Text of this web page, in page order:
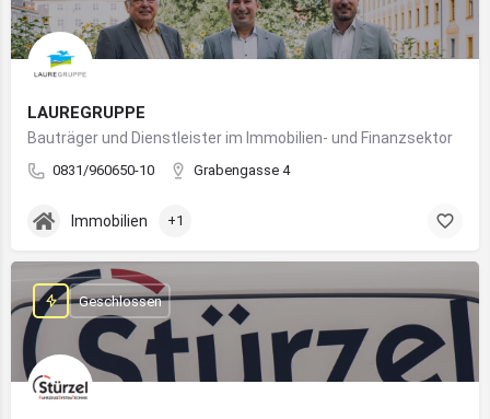
LAUREGRUPPE
Bauträger und Dienstleister im Immobilien- und Finanzsektor
0831/960650-10 Grabengasse 4
Immobilien +1
Geschlossen